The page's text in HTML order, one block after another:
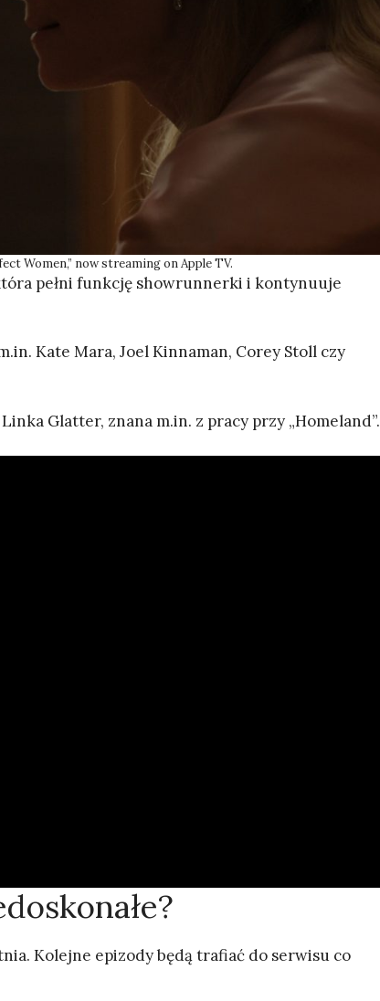
Women,” now streaming on Apple TV.
pełni funkcję showrunnerki i kontynuuje
Kate Mara, Joel Kinnaman, Corey Stoll czy
Glatter, znana m.in. z pracy przy „Homeland”.
Kolejne epizody będą trafiać do serwisu co